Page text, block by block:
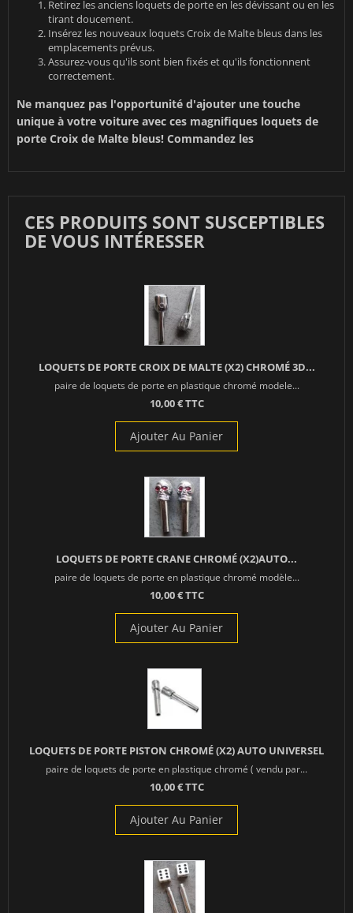
Retirez les anciens loquets de porte en les dévissant ou en les
tirant doucement.
Insérez les nouveaux loquets Croix de Malte bleus dans les
emplacements prévus.
Assurez-vous qu'ils sont bien fixés et qu'ils fonctionnent
correctement.
Ne manquez pas l'opportunité d'ajouter une touche
unique à votre voiture avec ces magnifiques loquets de
porte Croix de Malte bleus! Commandez les
CES PRODUITS SONT SUSCEPTIBLES
DE VOUS INTÉRESSER
LOQUETS DE PORTE CROIX DE MALTE (X2) CHROMÉ 3D...
paire de loquets de porte en plastique chromé modele...
10,00 € TTC
Ajouter Au Panier
LOQUETS DE PORTE CRANE CHROMÉ (X2)AUTO...
paire de loquets de porte en plastique chromé modèle...
10,00 € TTC
Ajouter Au Panier
LOQUETS DE PORTE PISTON CHROMÉ (X2) AUTO UNIVERSEL
paire de loquets de porte en plastique chromé ( vendu par...
10,00 € TTC
Ajouter Au Panier